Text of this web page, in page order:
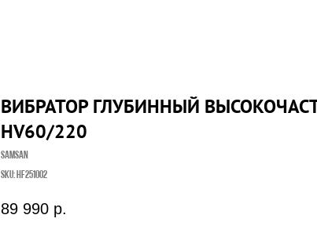
ВИБРАТОР ГЛУБИННЫЙ
HV60/220
Samsan
SKU:HF251002
89 990 р.